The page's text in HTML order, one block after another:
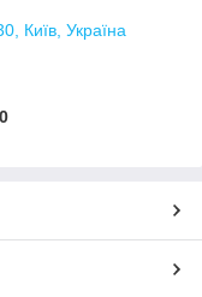
Київ, Україна